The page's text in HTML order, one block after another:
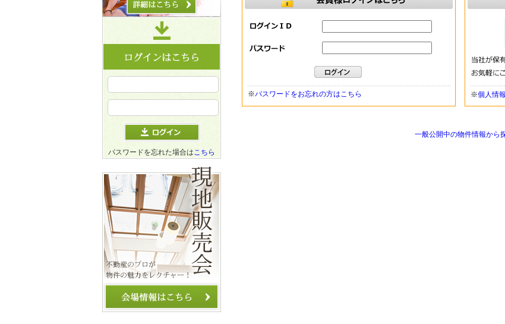
※パスワードをお忘れの方はこちら ※個人情
一般公開中の物件情報から
パスワードを忘れた場合はこちら